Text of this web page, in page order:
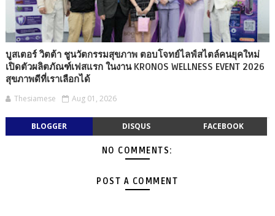
บูสเตอร์ วิตต้า ชูนวัตกรรมสุขภาพ ตอบโจทย์ไลฟ์สไตล์คนยุคใหม่
เปิดตัวผลิตภัณฑ์เฟสแรก ในงาน KRONOS WELLNESS EVENT 2026
สุขภาพดีที่เราเลือกได้
Thesiamese Aug 01, 2026
BLOGGER DISQUS FACEBOOK
NO COMMENTS:
POST A COMMENT